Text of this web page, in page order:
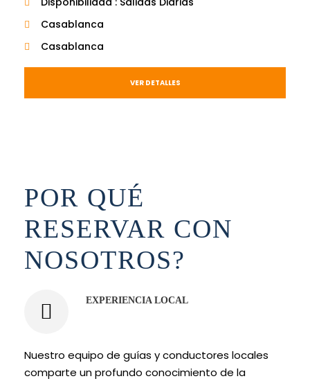
Casablanca
Casablanca
VER DETALLES
POR QUÉ
RESERVAR CON
NOSOTROS?
EXPERIENCIA LOCAL
Nuestro equipo de guías y conductores locales
comparte un profundo conocimiento de la